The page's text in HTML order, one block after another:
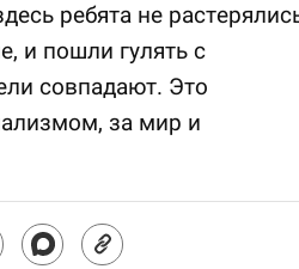
ребята не
и пошли гулять с
совпадают. Это
за мир и